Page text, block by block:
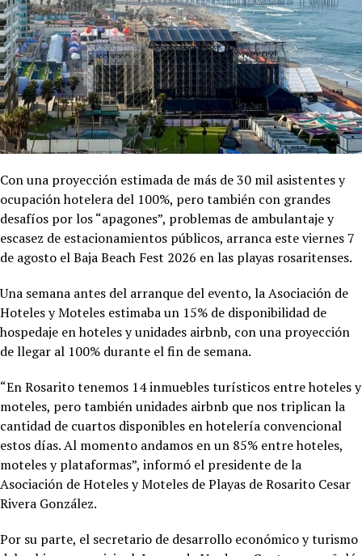
Con una proyección estimada de más de 30 mil asistentes y
ocupación hotelera del 100%, pero también con grandes
desafíos por los “apagones”, problemas de ambulantaje y
escasez de estacionamientos públicos, arranca este viernes 7
de agosto el Baja Beach Fest 2026 en las playas rosaritenses.
Una semana antes del arranque del evento, la Asociación de
Hoteles y Moteles estimaba un 15% de disponibilidad de
hospedaje en hoteles y unidades airbnb, con una proyección
de llegar al 100% durante el fin de semana.
“En Rosarito tenemos 14 inmuebles turísticos entre hoteles y
moteles, pero también unidades airbnb que nos triplican la
cantidad de cuartos disponibles en hotelería convencional
estos días. Al momento andamos en un 85% entre hoteles,
moteles y plataformas”, informó el presidente de la
Asociación de Hoteles y Moteles de Playas de Rosarito Cesar
Rivera González.
Por su parte, el secretario de desarrollo económico y turismo